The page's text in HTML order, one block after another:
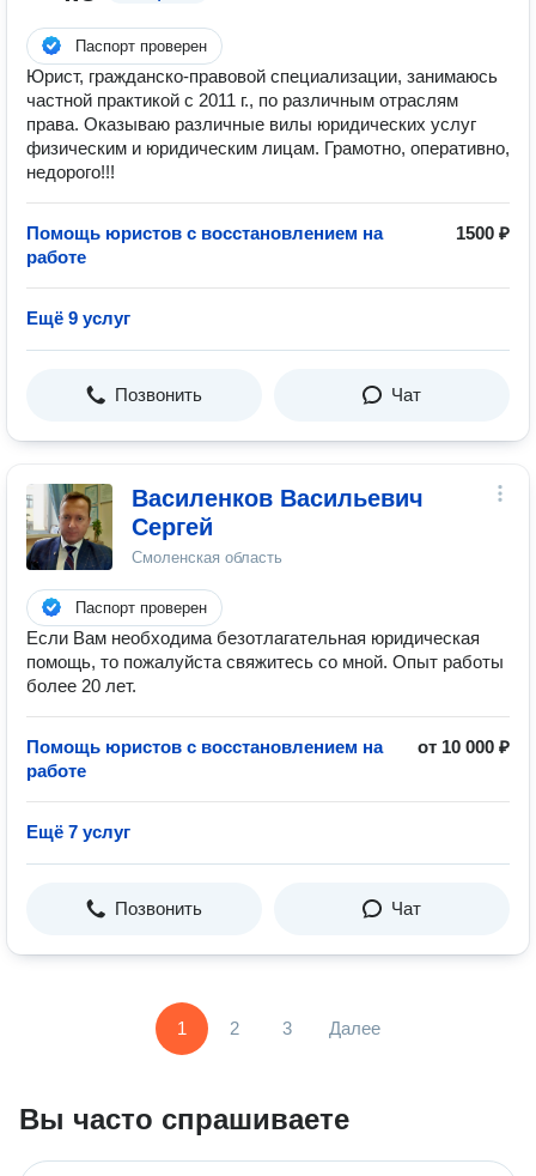
Паспорт проверен
Юрист, гражданско-правовой специализации, занимаюсь
частной практикой с 2011 г., по различным отраслям
права. Оказываю различные вилы юридических услуг
физическим и юридическим лицам. Грамотно, оперативно,
недорого!!!
Помощь юристов с восстановлением на
работе
1500 ₽
Ещё 9 услуг
Позвонить Чат
Василенков Васильевич
Сергей
Смоленская область
Паспорт проверен
Если Вам необходима безотлагательная юридическая
помощь, то пожалуйста свяжитесь со мной. Опыт работы
более 20 лет.
Помощь юристов с восстановлением на
работе
от 10 000 ₽
Ещё 7 услуг
Позвонить Чат
1 2 3 Далее
Вы часто спрашиваете